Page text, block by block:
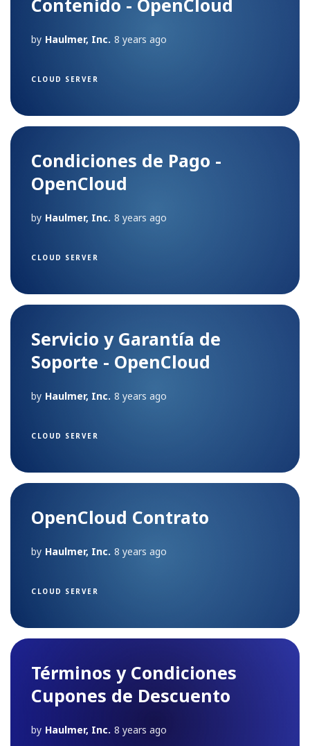
by Haulmer, Inc. 8 years ago
CLOUD SERVER
Condiciones de Pago -
OpenCloud
by Haulmer, Inc. 8 years ago
CLOUD SERVER
Servicio y Garantía de
Soporte - OpenCloud
by Haulmer, Inc. 8 years ago
CLOUD SERVER
OpenCloud Contrato
by Haulmer, Inc. 8 years ago
CLOUD SERVER
Términos y Condiciones
Cupones de Descuento
by Haulmer, Inc. 8 years ago